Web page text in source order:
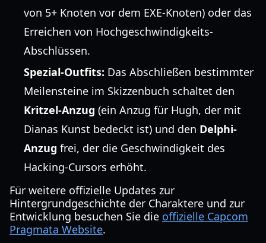
von 5+ Knoten vor dem EXE-Knoten) oder das
Erreichen von Hochgeschwindigkeits-
Abschlüssen.
Spezial-Outfits: Das Abschließen bestimmter
Meilensteine im Skizzenbuch schaltet den
Kritzel-Anzug (ein Anzug für Hugh, der mit
Dianas Kunst bedeckt ist) und den Delphi-
Anzug frei, der die Geschwindigkeit des
Hacking-Cursors erhöht.
Für weitere offizielle Updates zur
Hintergrundgeschichte der Charaktere und zur
Entwicklung besuchen Sie die offizielle Capcom
Pragmata Website.